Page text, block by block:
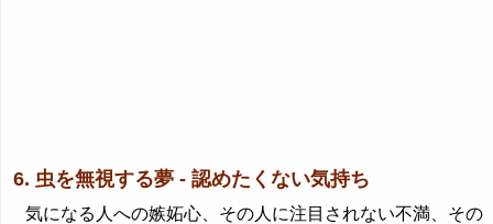
6. 虫を無視する夢 - 認めたくない気持ち
気になる人への嫉妬心、その人に注目されない不満、その